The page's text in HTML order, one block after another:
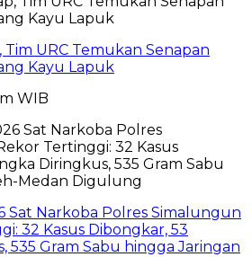
Tim URC Temukan Senapan
Kayu Lapuk
WIB
Sat Narkoba Polres Simalungun
32 Kasus Dibongkar, 53
535 Gram Sabu hingga Jaringan